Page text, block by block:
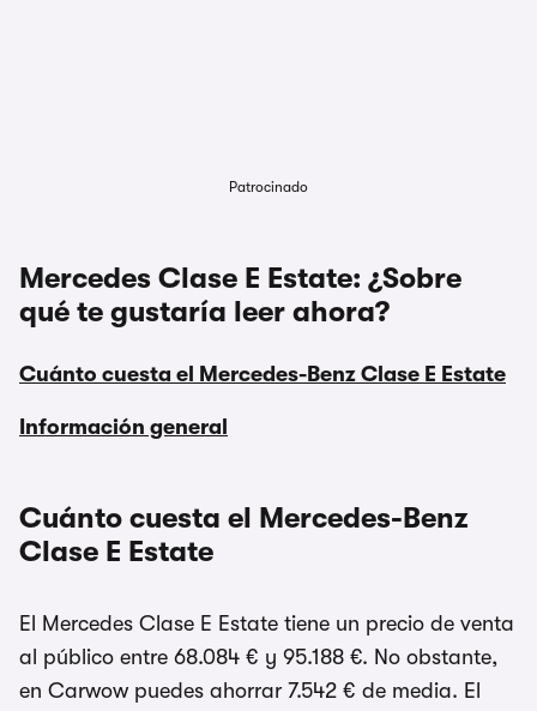
Patrocinado
Mercedes Clase E Estate: ¿Sobre
qué te gustaría leer ahora?
Cuánto cuesta el Mercedes-Benz Clase E Estate
Información general
Cuánto cuesta el Mercedes-Benz
Clase E Estate
El Mercedes Clase E Estate tiene un precio de venta
al público entre 68.084 € y 95.188 €. No obstante,
en Carwow puedes ahorrar 7.542 € de media. El